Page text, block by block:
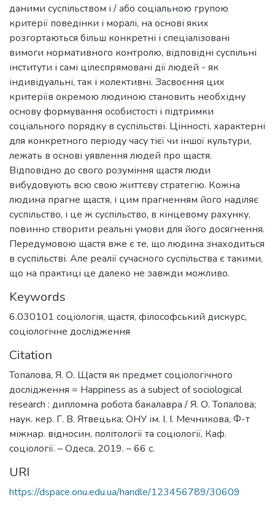
даними суспільством і / або соціальною групою
критерії поведінки і моралі, на основі яких
розгортаються більш конкретні і спеціалізовані
вимоги нормативного контролю, відповідні суспільні
інститути і самі цілеспрямовані дії людей - як
індивідуальні, так і колективні. Засвоєння цих
критеріїв окремою людиною становить необхідну
основу формування особистості і підтримки
соціального порядку в суспільстві. Цінності, характерні
для конкретного періоду часу тієї чи іншої культури,
лежать в основі уявлення людей про щастя.
Відповідно до свого розуміння щастя люди
вибудовують всю свою життєву стратегію. Кожна
людина прагне щастя, і цим прагненням його наділяє
суспільство, і це ж суспільство, в кінцевому рахунку,
повинно створити реальні умови для його досягнення.
Передумовою щастя вже є те, що людина знаходиться
в суспільстві. Але реалії сучасного суспільства є такими,
що на практиці це далеко не завжди можливо.
Keywords
6.030101 соціологія, щастя, філософський дискурс,
соціологічне дослідження
Citation
Топалова, Я. О. Щастя як предмет соціологічного
дослідження = Happiness as a subject of sociological
research : дипломна робота бакалавра / Я. О. Топалова;
наук. кер. Г. В. Ятвецька; ОНУ ім. І. І. Мечникова, Ф-т
міжнар. відносин, політології та соціології, Каф.
соціології. – Одеса, 2019. – 66 с.
URI
https://dspace.onu.edu.ua/handle/123456789/30609